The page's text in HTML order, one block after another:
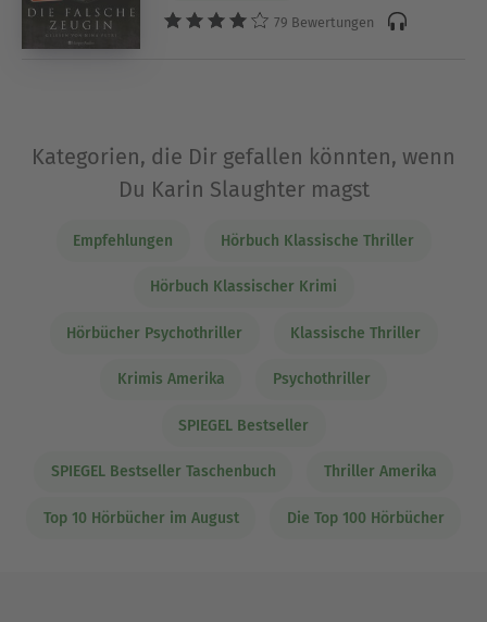
79 Bewertungen
Kategorien, die Dir gefallen könnten, wenn
Du Karin Slaughter magst
Empfehlungen Hörbuch Klassische Thriller
Hörbuch Klassischer Krimi
Hörbücher Psychothriller Klassische Thriller
Krimis Amerika Psychothriller
SPIEGEL Bestseller
SPIEGEL Bestseller Taschenbuch Thriller Amerika
Top 10 Hörbücher im August Die Top 100 Hörbücher